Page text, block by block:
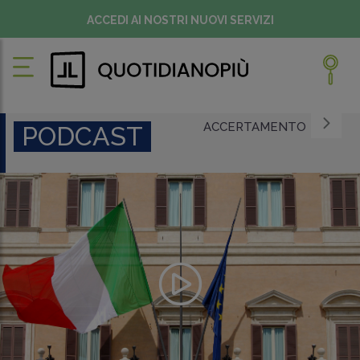
ACCEDI AI NOSTRI NUOVI SERVIZI
PODCAST ACCERTAMENTO